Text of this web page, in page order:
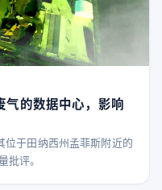
气的数据中心，影响
于田纳西州孟菲斯附近的
批评。